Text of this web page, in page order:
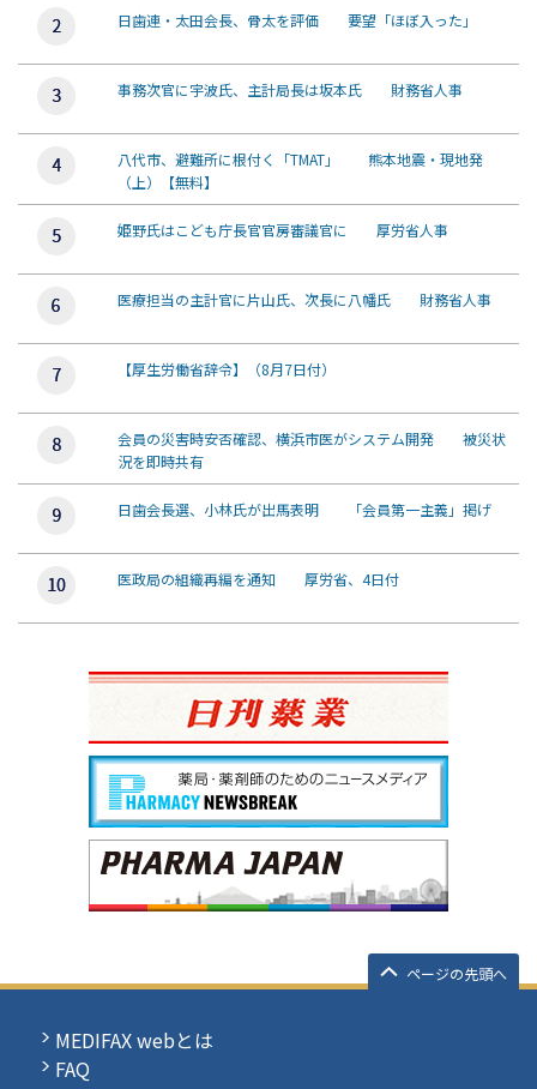
日歯連・太田会長、骨太を評価 要望「ほぼ入った」
事務次官に宇波氏、主計局長は坂本氏 財務省人事
八代市、避難所に根付く「TMAT」 熊本地震・現地発
（上）【無料】
姫野氏はこども庁長官官房審議官に 厚労省人事
医療担当の主計官に片山氏、次長に八幡氏 財務省人事
【厚生労働省辞令】（8月7日付）
会員の災害時安否確認、横浜市医がシステム開発 被災状
況を即時共有
日歯会長選、小林氏が出馬表明 「会員第一主義」掲げ
医政局の組織再編を通知 厚労省、4日付
ページの先頭へ
MEDIFAX webとは
FAQ